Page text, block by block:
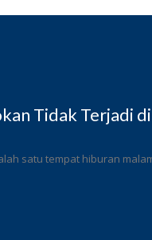
Tidak Terjadi
satu tempat hiburan